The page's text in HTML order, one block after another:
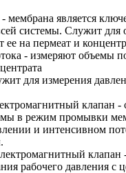
мембрана является
системы. Служит для
ее на пермеат и
- измеряют объемы
для измерения
клапан -
в режим промывки
и интенсивном
клапан
рабочего давления с